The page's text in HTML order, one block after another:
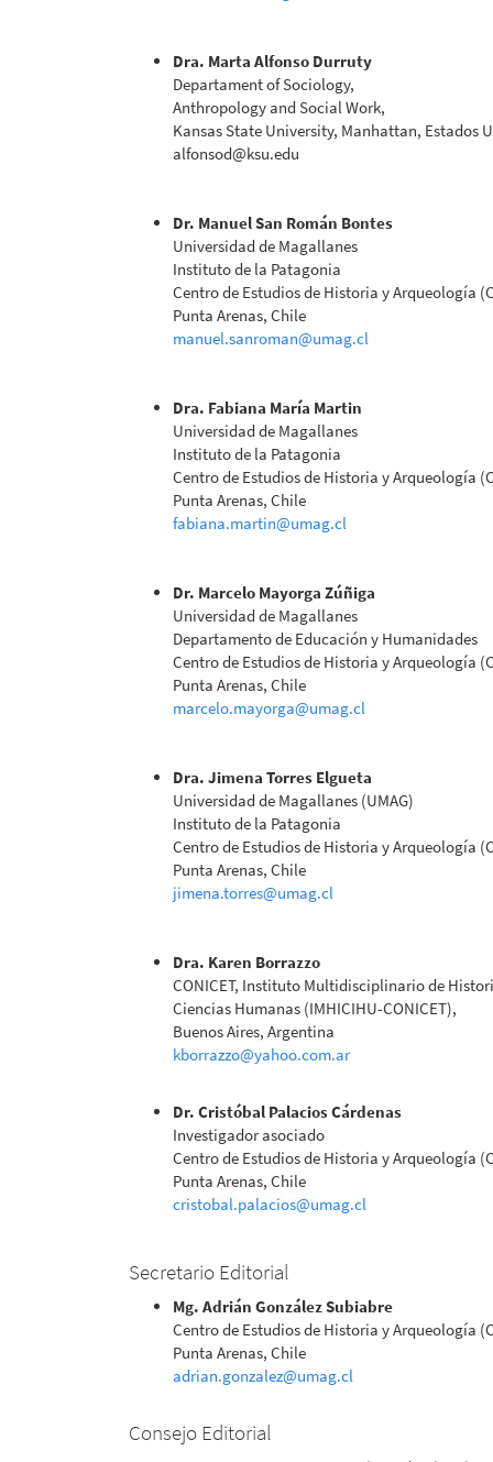
Dra. Marta Alfonso Durruty
Departament of Sociology,
Anthropology and Social Work,
Kansas State University, Manhattan, Estados
alfonsod@ksu.edu
Dr. Manuel San Román Bontes
Universidad de Magallanes
Instituto de la Patagonia
Centro de Estudios de Historia y Arqueología
Punta Arenas, Chile
manuel.sanroman@umag.cl
Dra. Fabiana María Martin
Universidad de Magallanes
Instituto de la Patagonia
Centro de Estudios de Historia y Arqueología
Punta Arenas, Chile
fabiana.martin@umag.cl
Dr. Marcelo Mayorga Zúñiga
Universidad de Magallanes
Departamento de Educación y Humanidades
Centro de Estudios de Historia y Arqueología
Punta Arenas, Chile
marcelo.mayorga@umag.cl
Dra. Jimena Torres Elgueta
Universidad de Magallanes (UMAG)
Instituto de la Patagonia
Centro de Estudios de Historia y Arqueología
Punta Arenas, Chile
jimena.torres@umag.cl
Dra. Karen Borrazzo
CONICET, Instituto Multidisciplinario de
Ciencias Humanas (IMHICIHU-CONICET),
Buenos Aires, Argentina
kborrazzo@yahoo.com.ar
Dr. Cristóbal Palacios Cárdenas
Investigador asociado
Centro de Estudios de Historia y Arqueología
Punta Arenas, Chile
cristobal.palacios@umag.cl
Secretario Editorial
Mg. Adrián González Subiabre
Centro de Estudios de Historia y Arqueología
Punta Arenas, Chile
adrian.gonzalez@umag.cl
Consejo Editorial